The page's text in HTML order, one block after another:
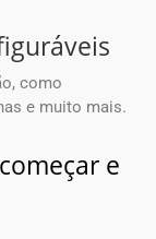
como
e muito mais.
e